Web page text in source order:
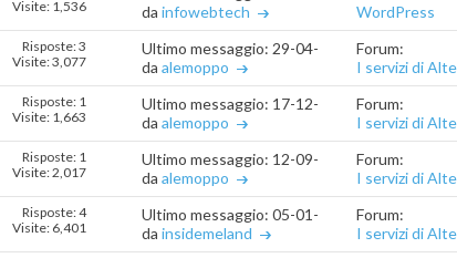
Visite: 1,536
da infowebtech
WordPress
Risposte: 3
Visite: 3,077
Ultimo messaggio: 29-04-201921.28.12
da alemoppo
Forum:
I servizi di
Risposte: 1
Visite: 1,663
Ultimo messaggio: 17-12-201802.09.51
da alemoppo
Forum:
I servizi di
Risposte: 1
Visite: 2,017
Ultimo messaggio: 12-09-201811.39.23
da alemoppo
Forum:
I servizi di
Risposte: 4
Visite: 6,401
Ultimo messaggio: 05-01-201803.01.15
da insidemeland
Forum:
I servizi di